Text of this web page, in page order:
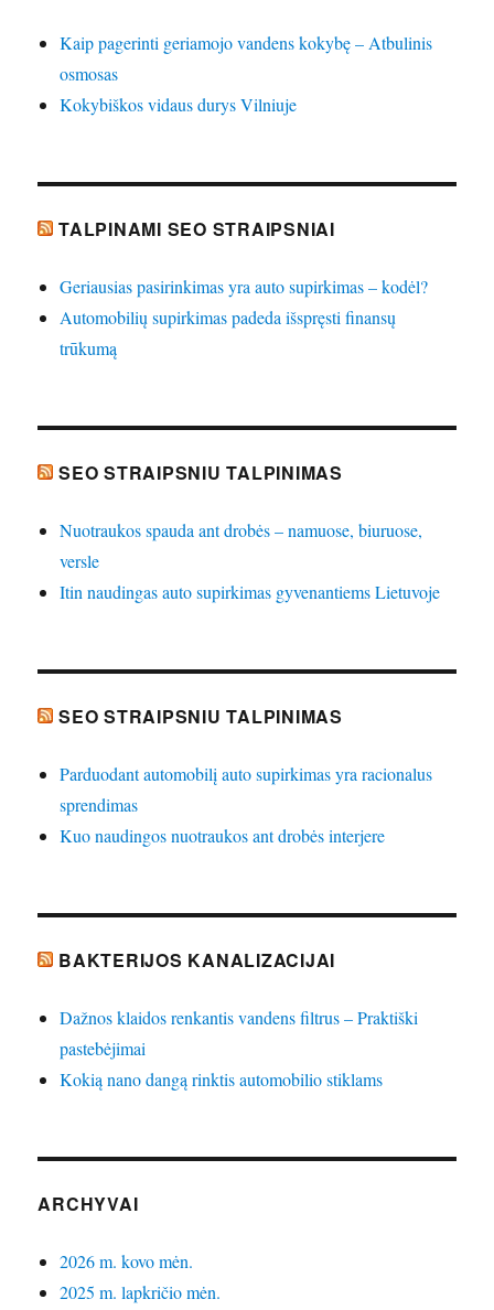
Kaip pagerinti geriamojo vandens kokybę – Atbulinis
osmosas
Kokybiškos vidaus durys Vilniuje
TALPINAMI SEO STRAIPSNIAI
Geriausias pasirinkimas yra auto supirkimas – kodėl?
Automobilių supirkimas padeda išspręsti finansų
trūkumą
SEO STRAIPSNIU TALPINIMAS
Nuotraukos spauda ant drobės – namuose, biuruose,
versle
Itin naudingas auto supirkimas gyvenantiems Lietuvoje
SEO STRAIPSNIU TALPINIMAS
Parduodant automobilį auto supirkimas yra racionalus
sprendimas
Kuo naudingos nuotraukos ant drobės interjere
BAKTERIJOS KANALIZACIJAI
Dažnos klaidos renkantis vandens filtrus – Praktiški
pastebėjimai
Kokią nano dangą rinktis automobilio stiklams
ARCHYVAI
2026 m. kovo mėn.
2025 m. lapkričio mėn.